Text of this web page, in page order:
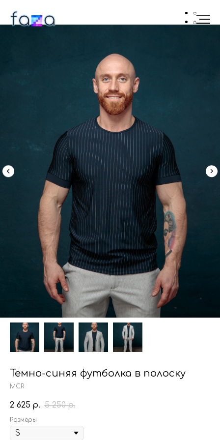
Темно-синяя футболка в полоску
MCR
2 625 р. 5 250 р.
Размеры